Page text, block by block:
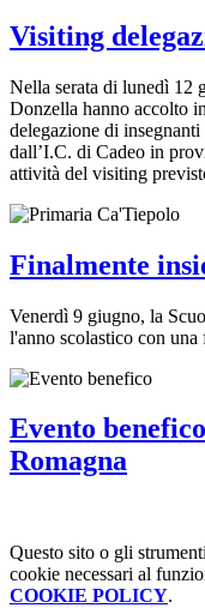
Visiting
Nella serata di lunedì 12
Donzella hanno accolto
delegazione di
dall’I.C. di Cadeo in
attività del visiting
Finalmente
Venerdì 9 giugno, la
l'anno scolastico con una
Evento
Romagna
Questo sito o gli
cookie necessari al
COOKIE POLICY.